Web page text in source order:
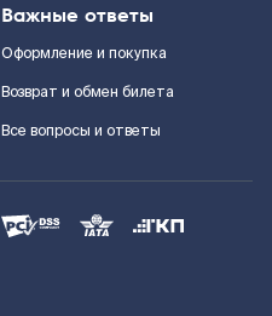
Важные ответы
Оформление и покупка
Возврат и обмен билета
Все вопросы и ответы